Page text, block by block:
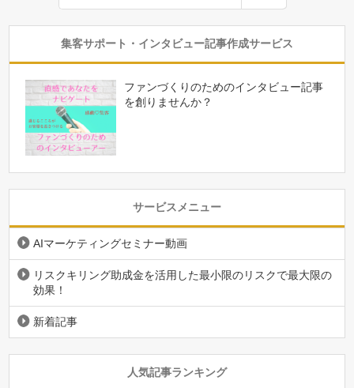
集客サポート・インタビュー記事作成サービス
ファンづくりのためのインタビュー記事
を創りませんか？
サービスメニュー
AIマーケティングセミナー動画
リスクキリング助成金を活用した最小限のリスクで最大限の
効果！
新着記事
人気記事ランキング